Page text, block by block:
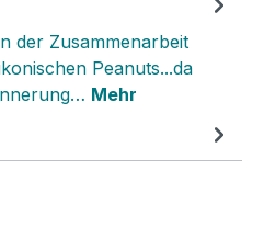
der Zusammenarbeit
Peanuts...da
Mehr